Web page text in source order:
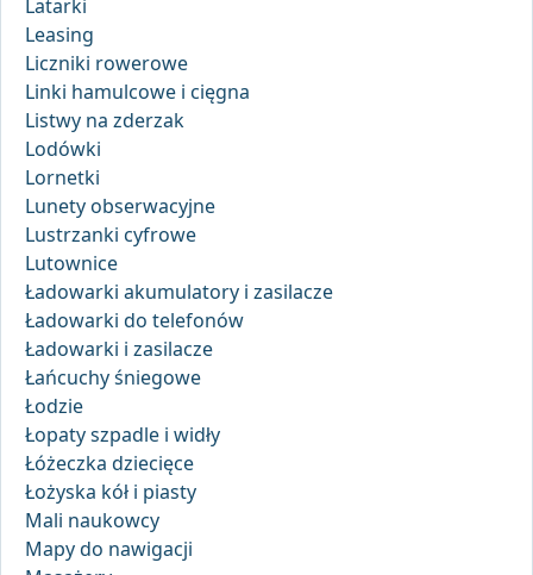
Latarki
Leasing
Liczniki rowerowe
Linki hamulcowe i cięgna
Listwy na zderzak
Lodówki
Lornetki
Lunety obserwacyjne
Lustrzanki cyfrowe
Lutownice
Ładowarki akumulatory i zasilacze
Ładowarki do telefonów
Ładowarki i zasilacze
Łańcuchy śniegowe
Łodzie
Łopaty szpadle i widły
Łóżeczka dziecięce
Łożyska kół i piasty
Mali naukowcy
Mapy do nawigacji